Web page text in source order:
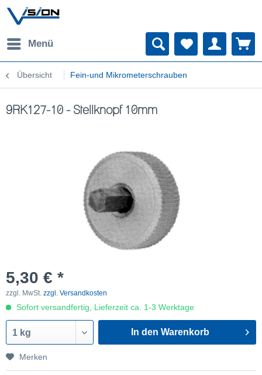
Menü
Übersicht Fein-und Mikrometerschrauben
9RK127-10 - Stellknopf 10mm
5,30 € *
zzgl. MwSt. zzgl. Versandkosten
Sofort versandfertig, Lieferzeit ca. 1-3 Werktage
1 kg In den Warenkorb
Merken